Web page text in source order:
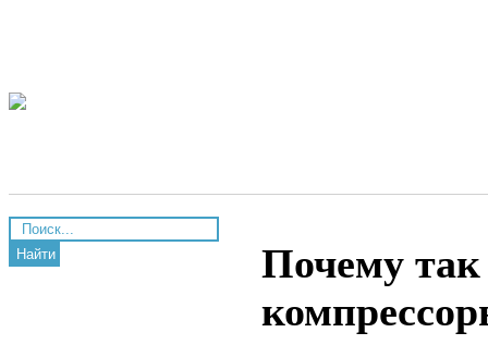
Найти
Почему